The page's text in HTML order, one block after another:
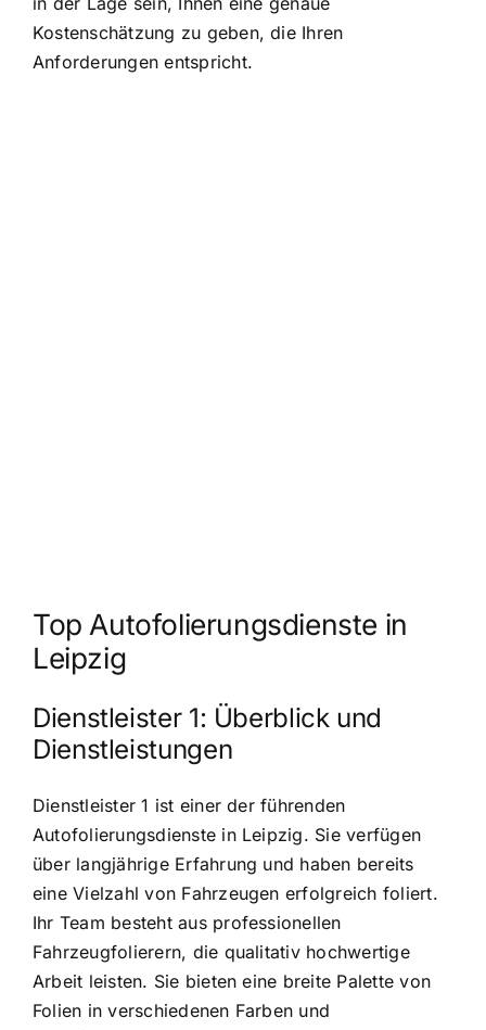
Kostenschätzung zu geben, die Ihren
Anforderungen entspricht.
Top Autofolierungsdienste in
Leipzig
Dienstleister 1: Überblick und
Dienstleistungen
Dienstleister 1 ist einer der führenden
Autofolierungsdienste in Leipzig. Sie verfügen
über langjährige Erfahrung und haben bereits
eine Vielzahl von Fahrzeugen erfolgreich foliert.
Ihr Team besteht aus professionellen
Fahrzeugfolierern, die qualitativ hochwertige
Arbeit leisten. Sie bieten eine breite Palette von
Folien in verschiedenen Farben und